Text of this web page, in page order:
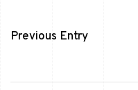
Previous Entry